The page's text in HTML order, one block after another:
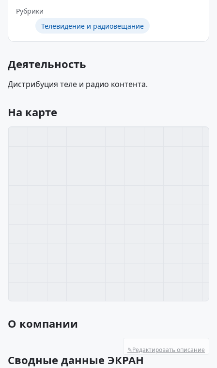
Рубрики
Телевидение и радиовещание
Деятельность
Дистрибуция теле и радио контента.
На карте
О компании
✎Редактировать описание
Сводные данные ЭКРАН